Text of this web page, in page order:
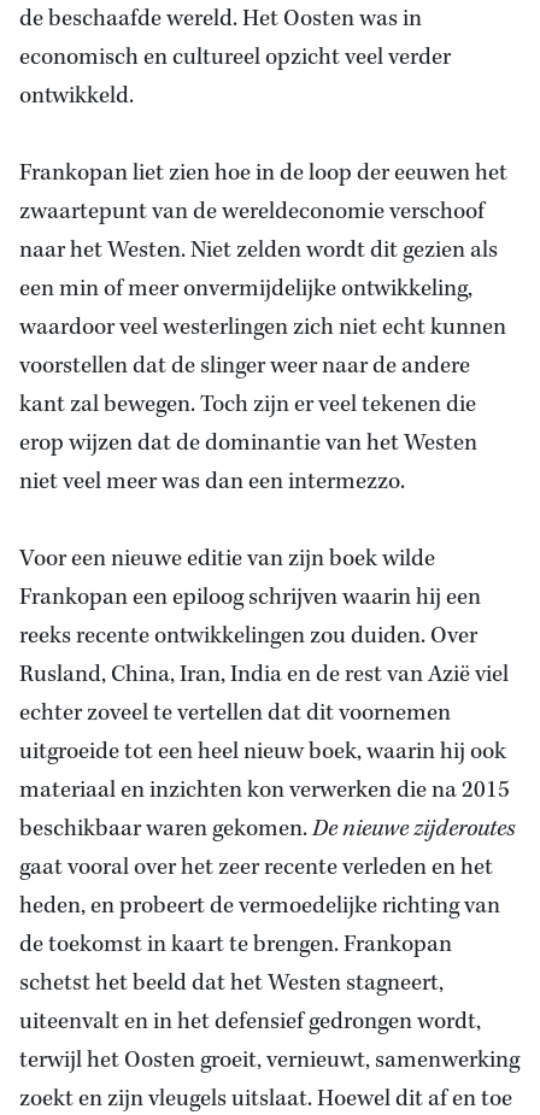
de beschaafde wereld. Het Oosten was in
economisch en cultureel opzicht veel verder
ontwikkeld.
Frankopan liet zien hoe in de loop der eeuwen het
zwaartepunt van de wereldeconomie verschoof
naar het Westen. Niet zelden wordt dit gezien als
een min of meer onvermijdelijke ontwikkeling,
waardoor veel westerlingen zich niet echt kunnen
voorstellen dat de slinger weer naar de andere
kant zal bewegen. Toch zijn er veel tekenen die
erop wijzen dat de dominantie van het Westen
niet veel meer was dan een intermezzo.
Voor een nieuwe editie van zijn boek wilde
Frankopan een epiloog schrijven waarin hij een
reeks recente ontwikkelingen zou duiden. Over
Rusland, China, Iran, India en de rest van Azië viel
echter zoveel te vertellen dat dit voornemen
uitgroeide tot een heel nieuw boek, waarin hij ook
materiaal en inzichten kon verwerken die na 2015
beschikbaar waren gekomen.De nieuwe zijderoutes
gaat vooral over het zeer recente verleden en het
heden, en probeert de vermoedelijke richting van
de toekomst in kaart te brengen. Frankopan
schetst het beeld dat het Westen stagneert,
uiteenvalt en in het defensief gedrongen wordt,
terwijl het Oosten groeit, vernieuwt, samenwerking
zoekt en zijn vleugels uitslaat. Hoewel dit af en toe